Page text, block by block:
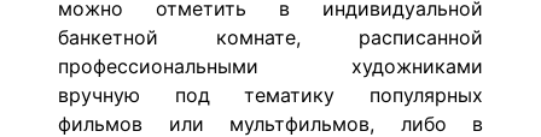
можно отметить в индивидуальной
банкетной комнате, расписанной
профессиональными художниками
вручную под тематику популярных
фильмов или мультфильмов, либо в